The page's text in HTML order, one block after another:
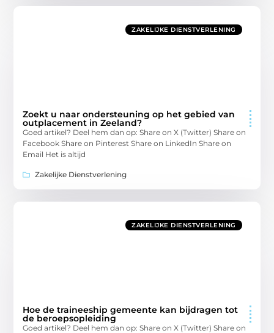
ZAKELIJKE DIENSTVERLENING
Zoekt u naar ondersteuning op het gebied van
outplacement in Zeeland?
Goed artikel? Deel hem dan op: Share on X (Twitter) Share on
Facebook Share on Pinterest Share on LinkedIn Share on
Email Het is altijd
Zakelijke Dienstverlening
ZAKELIJKE DIENSTVERLENING
Hoe de traineeship gemeente kan bijdragen tot
de beroepsopleiding
Goed artikel? Deel hem dan op: Share on X (Twitter) Share on